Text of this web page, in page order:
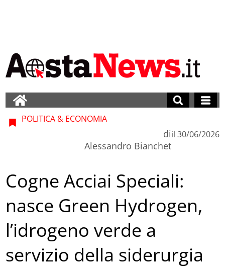
POLITICA & ECONOMIA
di
Alessandro Bianchet
il 30/06/2026
Cogne Acciai Speciali:
nasce Green Hydrogen,
l’idrogeno verde a
servizio della siderurgia